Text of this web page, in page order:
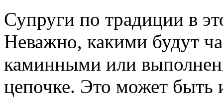
Супруги по традиции в
Неважно, какими будут
каминными или
цепочке. Это может